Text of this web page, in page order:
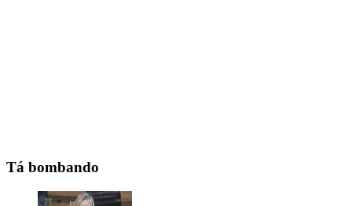
Tá bombando